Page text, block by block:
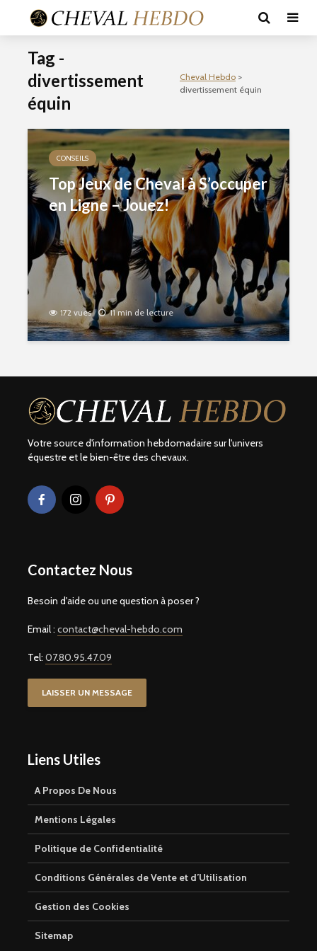
Tag -
divertissement
équin
Cheval Hebdo>
divertissement équin
CONSEILS
Top Jeux de Cheval à S’occuper
en Ligne – Jouez!
172 vues 11 min de lecture
Votre source d'information hebdomadaire sur l'univers
équestre et le bien-être des chevaux.
Contactez Nous
Besoin d'aide ou une question à poser ?
Email : contact@cheval-hebdo.com
Tel: 07.80.95.47.09
LAISSER UN MESSAGE
Liens Utiles
A Propos De Nous
Mentions Légales
Politique de Confidentialité
Conditions Générales de Vente et d’Utilisation
Gestion des Cookies
Sitemap